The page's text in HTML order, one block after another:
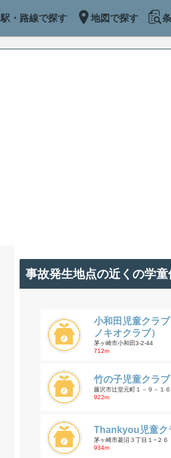
駅・路線で探す 地図で探す
事故発生地点の近くの学童
小和田児童クラ
ノキオクラブ）
茅ヶ崎市小和田3-2-44
712m
竹の子児童クラブ
藤沢市辻堂元町１－９－１６
922m
Thankyou児童ク
茅ヶ崎市菱沼３丁目１−２６
934m